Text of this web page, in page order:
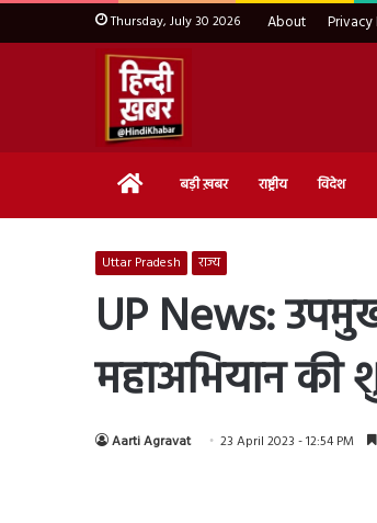
Thursday, July 30 2026 About
Home बड़ी ख़बर राष्ट्रीय विदेश
Uttar Pradesh राज्य
UP News:
महाअभियान
Aarti Agravat 23 April 2023 - 12:54 PM